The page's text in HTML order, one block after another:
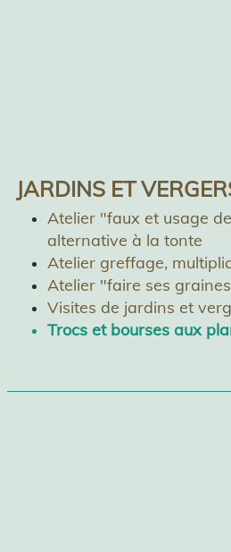
JARDINS ET
Atelier "faux et usage
alternative à la tonte
Atelier greffage,
Atelier "faire ses
Visites de jardins et
Trocs et bourses aux